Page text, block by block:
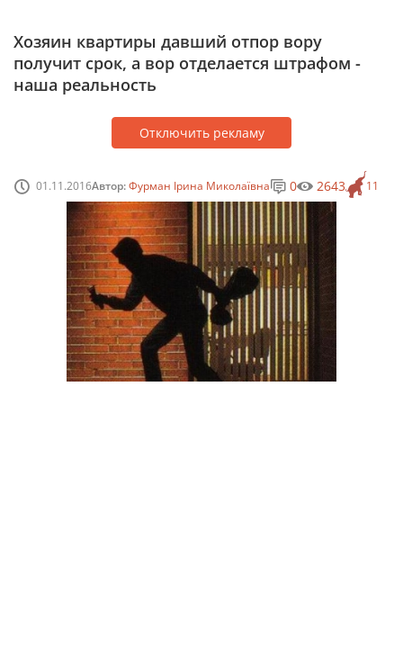
Хозяин квартиры давший отпор вору
получит срок, а вор отделается штрафом -
наша реальность
Отключить рекламу
01.11.2016Автор:Фурман Ірина Миколаївна 11
0 2643